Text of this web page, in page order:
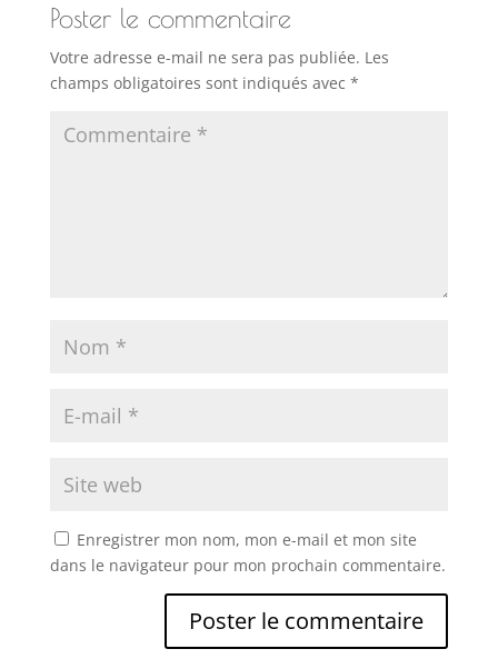
Poster le commentaire
Votre adresse e-mail ne sera pas publiée. Les
champs obligatoires sont indiqués avec *
Enregistrer mon nom, mon e-mail et mon site
dans le navigateur pour mon prochain commentaire.